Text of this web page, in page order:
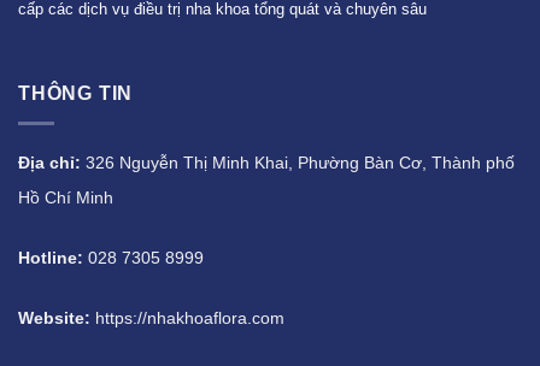
cấp các dịch vụ điều trị nha khoa tổng quát và chuyên sâu
THÔNG TIN
Địa chỉ: 326 Nguyễn Thị Minh Khai, Phường Bàn Cơ, Thành phố
Hồ Chí Minh
Hotline: 028 7305 8999
Website: https://nhakhoaflora.com